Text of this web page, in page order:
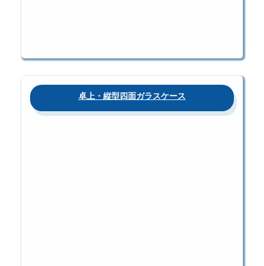
卓上・縦型四面ガラスケース